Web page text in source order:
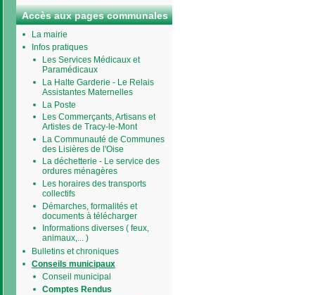
Accès aux pages communales
La mairie
Infos pratiques
Les Services Médicaux et
Paramédicaux
La Halte Garderie - Le Relais
Assistantes Maternelles
La Poste
Les Commerçants, Artisans et
Artistes de Tracy-le-Mont
La Communauté de Communes
des Lisières de l'Oise
La déchetterie - Le service des
ordures ménagères
Les horaires des transports
collectifs
Démarches, formalités et
documents à télécharger
Informations diverses ( feux,
animaux,... )
Bulletins et chroniques
Conseils municipaux
Conseil municipal
Comptes Rendus